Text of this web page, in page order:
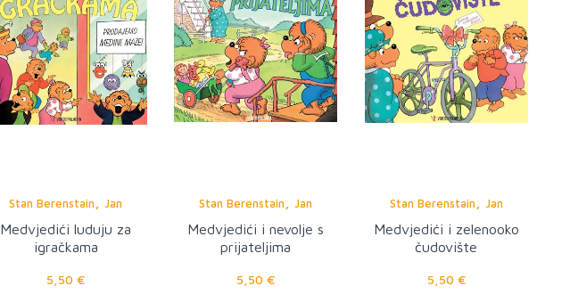
Stan Berenstain ,Jan
Berenstain
Medvjedići luduju za
igračkama
5,50 €
Stan Berenstain ,Jan
Berenstain
Medvjedići i nevolje s
prijateljima
5,50 €
Stan Berenstain
Jan
Berenstain
Medvjedići i zelenooko
čudovište
5,50 €